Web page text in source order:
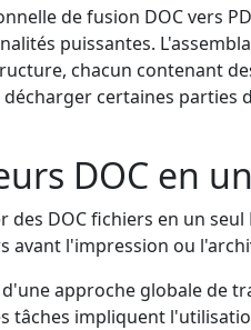
de fusion DOC vers
puissantes.
chacun contenant
certaines
DOC en
DOC fichiers en un
avant l'impression ou
approche globale de
tâches impliquent